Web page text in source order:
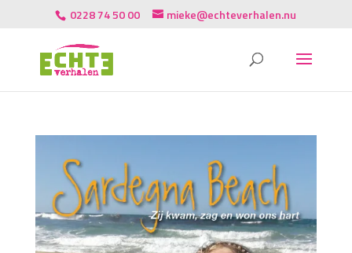
0228 74 50 00 mieke@echteverhalen.nu